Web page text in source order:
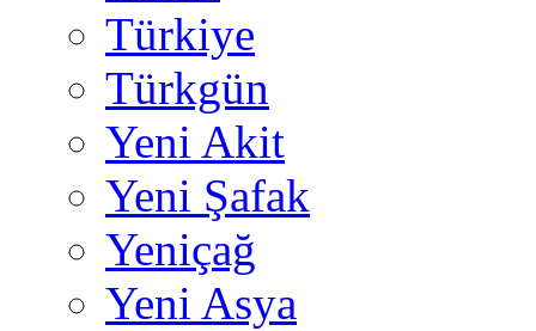
Türkiye
Türkgün
Yeni Akit
Yeni Şafak
Yeniçağ
Yeni Asya